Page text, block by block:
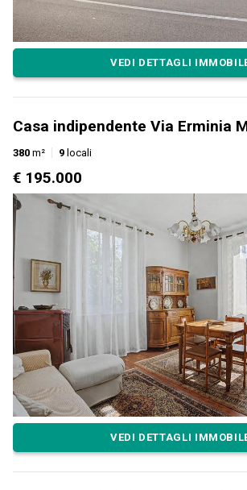
VEDI DETTAGLI
Casa indipendente Via Erminia
380 m² 9 locali
€ 195.000
VEDI DETTAGLI